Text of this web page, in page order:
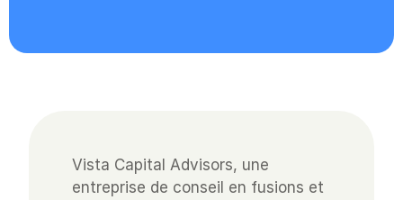
Vista Capital Advisors, une
entreprise de conseil en fusions et